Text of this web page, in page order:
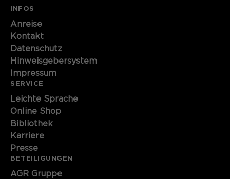
INFOS
Anreise
Kontakt
Datenschutz
Hinweisgebersystem
Impressum
SERVICE
Leichte Sprache
Online Shop
Bibliothek
Karriere
Presse
BETEILIGUNGEN
AGR Gruppe